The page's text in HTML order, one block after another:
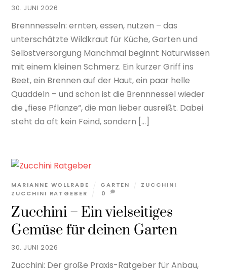
30. JUNI 2026
Brennnesseln: ernten, essen, nutzen – das
unterschätzte Wildkraut für Küche, Garten und
Selbstversorgung Manchmal beginnt Naturwissen
mit einem kleinen Schmerz. Ein kurzer Griff ins
Beet, ein Brennen auf der Haut, ein paar helle
Quaddeln – und schon ist die Brennnessel wieder
die „fiese Pflanze“, die man lieber ausreißt. Dabei
steht da oft kein Feind, sondern […]
30. JUNI 2026
Zucchini – Ein vielseitiges
Gemüse für deinen Garten
MARIANNE WOLLRABE GARTEN ZUCCHINI
ZUCCHINI RATGEBER
0
Zucchini: Der große Praxis-Ratgeber für Anbau,